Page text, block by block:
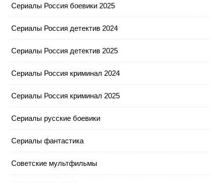
Сериалы Россия боевики 2025
Сериалы Россия детектив 2024
Сериалы Россия детектив 2025
Сериалы Россия криминал 2024
Сериалы Россия криминал 2025
Сериалы русские боевики
Сериалы фантастика
Советские мультфильмы